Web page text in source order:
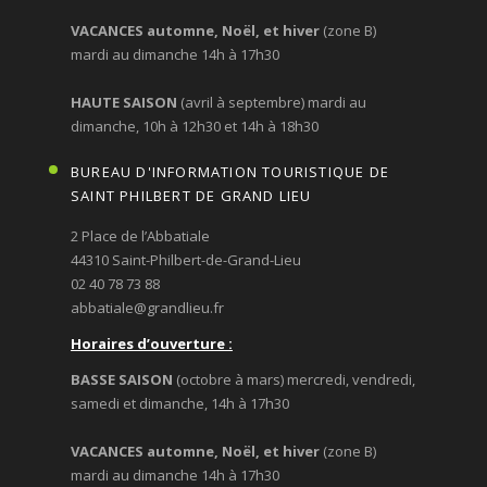
VACANCES automne, Noël, et hiver (zone B)
mardi au dimanche 14h à 17h30
HAUTE SAISON (avril à septembre) mardi au
dimanche, 10h à 12h30 et 14h à 18h30
BUREAU D'INFORMATION TOURISTIQUE DE
SAINT PHILBERT DE GRAND LIEU
2 Place de l’Abbatiale
44310 Saint-Philbert-de-Grand-Lieu
02 40 78 73 88
abbatiale@grandlieu.fr
Horaires d’ouverture :
BASSE SAISON (octobre à mars) mercredi, vendredi,
samedi et dimanche, 14h à 17h30
VACANCES automne, Noël, et hiver (zone B)
mardi au dimanche 14h à 17h30